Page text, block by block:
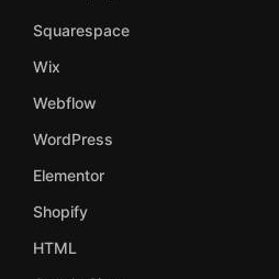
Squarespace
Wix
Webflow
WordPress
Elementor
Shopify
HTML